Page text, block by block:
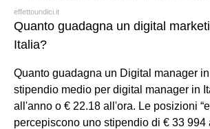
effettoundici.it
Quanto guadagna un digital
Italia?
Quanto guadagna un Digital manager
stipendio medio per digital manager in
all'anno o € 22.18 all'ora. Le posizioni
percepiscono uno stipendio di € 33 994